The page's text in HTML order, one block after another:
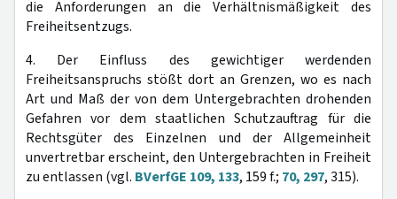
die Anforderungen an die Verhältnismäßigkeit des
Freiheitsentzugs.
4. Der Einfluss des gewichtiger werdenden
Freiheitsanspruchs stößt dort an Grenzen, wo es nach
Art und Maß der von dem Untergebrachten drohenden
Gefahren vor dem staatlichen Schutzauftrag für die
Rechtsgüter des Einzelnen und der Allgemeinheit
unvertretbar erscheint, den Untergebrachten in Freiheit
zu entlassen (vgl. BVerfGE 109, 133, 159 f.; 70, 297, 315).